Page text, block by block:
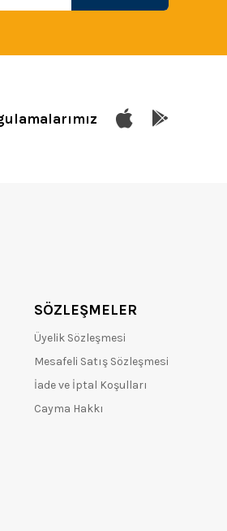
SÖZLEŞMELER
Üyelik Sözleşmesi
Mesafeli Satış Sözleşmesi
İade ve İptal Koşulları
Cayma Hakkı